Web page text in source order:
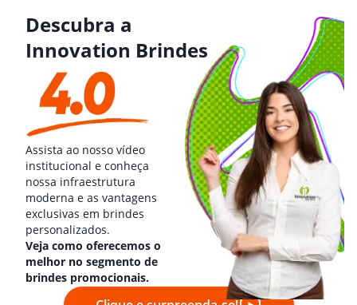
Descubra a
Innovation Brindes
Assista ao nosso vídeo
institucional e conheça
nossa infraestrutura
moderna e as vantagens
exclusivas em brindes
personalizados.
Veja como oferecemos o
melhor no segmento de
brindes promocionais.